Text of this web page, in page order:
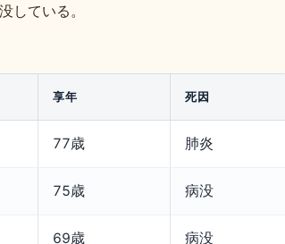
している。
享年 死因
77歳 肺炎
75歳 病没
69歳 病没